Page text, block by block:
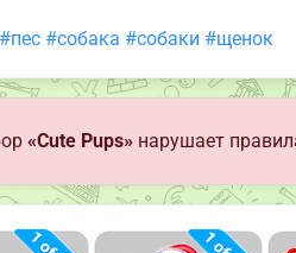
#пес #собака #собаки #щенок
«Cute Pups» нарушает